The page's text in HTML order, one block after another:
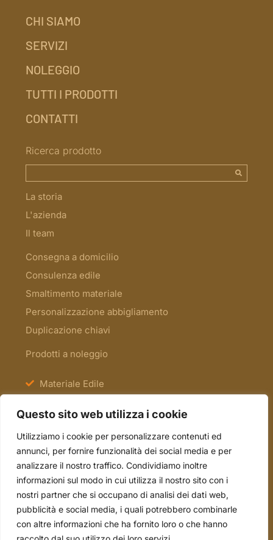
Questo sito web utilizza i cookie
Utilizziamo i cookie per personalizzare contenuti ed
annunci, per fornire funzionalità dei social media e per
analizzare il nostro traffico. Condividiamo inoltre
informazioni sul modo in cui utilizza il nostro sito con i
nostri partner che si occupano di analisi dei dati web,
pubblicità e social media, i quali potrebbero combinarle
con altre informazioni che ha fornito loro o che hanno
CHI SIAMO
SERVIZI
NOLEGGIO
TUTTI I PRODOTTI
CONTATTI
Ricerca prodotto
La storia
L'azienda
Il team
Consegna a domicilio
Consulenza edile
Smaltimento materiale
Personalizzazione abbigliamento
Duplicazione chiavi
Prodotti a noleggio
Materiale Edile
Scale e Ponteggi
Occasioni
tel. 051.70.22.15
mail. info@borsari2emme.it
Via Andrea Costa, 4/A - 40013 Castel Maggiore